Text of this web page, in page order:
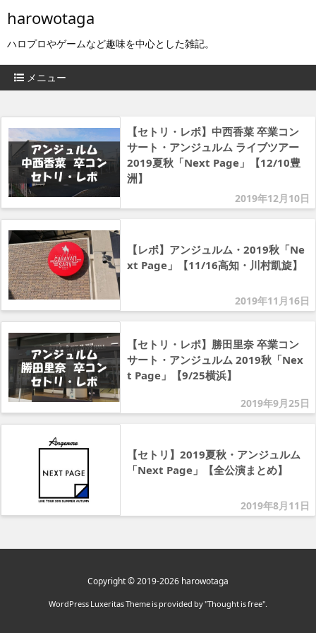
harowotaga
ハロプロやゲームなど趣味を中心とした雑記。
メニュー
2019年12月10日
【セトリ・レポ】中西香菜 卒業コン
サート・アンジュルム ライブツアー
2019夏秋「Next Page」【12/10豊
洲】
2019年11月16日
【レポ】アンジュルム・2019秋「Ne
xt Page」【11/16高知・川村凱旋】
2019年9月25日
【セトリ・レポ】勝田里奈 卒業コン
サート・アンジュルム 2019秋「Nex
t Page」【9/25横浜】
2019年8月11日
【セトリ】2019夏秋・アンジュルム
「Next Page」【全公演まとめ】
Copyright ©2019-2026 harowotaga
WordPress Luxeritas Theme is provided by "Thought is free".